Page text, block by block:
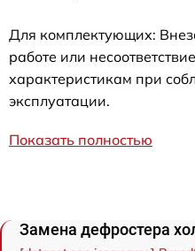
Для комплектующих:
работе или
характеристикам при
эксплуатации.
Показать полностью
Замена дефростера